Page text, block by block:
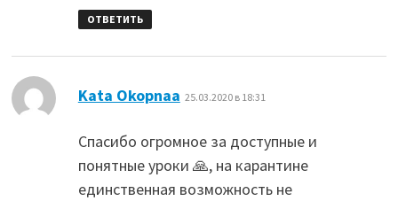
ОТВЕТИТЬ
Kata Okopnaa 25.03.2020 в 18:31
Спасибо огромное за доступные и
понятные уроки 🙏, на карантине
единственная возможность не